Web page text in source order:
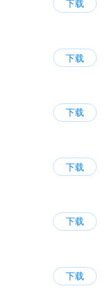
下载
下载
下载
下载
下载
下载